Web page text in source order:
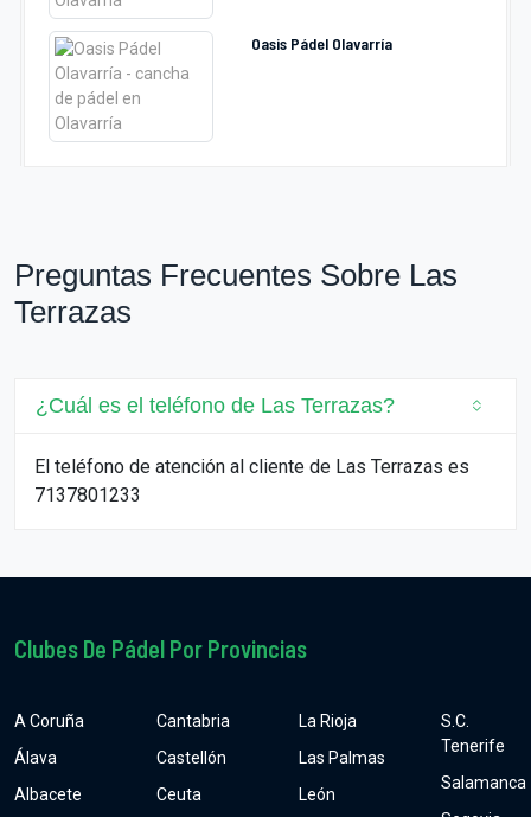
Oasis Pádel Olavarría
Preguntas Frecuentes Sobre Las
Terrazas
¿Cuál es el teléfono de Las Terrazas?
El teléfono de atención al cliente de Las Terrazas es
7137801233
Clubes De Pádel Por Provincias
A Coruña
Álava
Albacete
Cantabria
Castellón
Ceuta
La Rioja
Las Palmas
León
S.C.
Tenerife
Salamanca